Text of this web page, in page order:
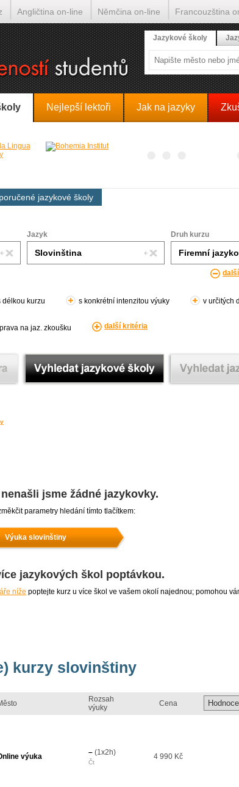
Nejlepší lektoři Jak na jazyky
jazykové školy
Jazyk Druh kurzu
délkou kurzu s konkrétní intenzitou výuky v určitých
na jaz. zkoušku další kritéria
jsme žádné jazykovky.
parametry hledání tímto tlačítkem:
Výuka slovinštiny
jazykových škol poptávkou.
níže poptejte kurz u více škol ve vašem okolí najednou; pomohou
kurzy slovinštiny
Rozsah
výuky
Cena
výuka – (1x2h)
Čt
4 990 Kč
Jazykové školy
Angličtina on-line Němčina on-line Francouzština